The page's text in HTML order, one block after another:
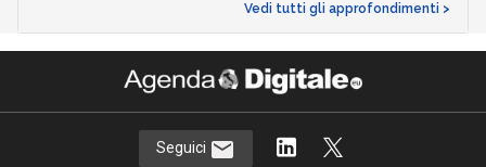
Vedi tutti gli approfondimenti >
Seguici